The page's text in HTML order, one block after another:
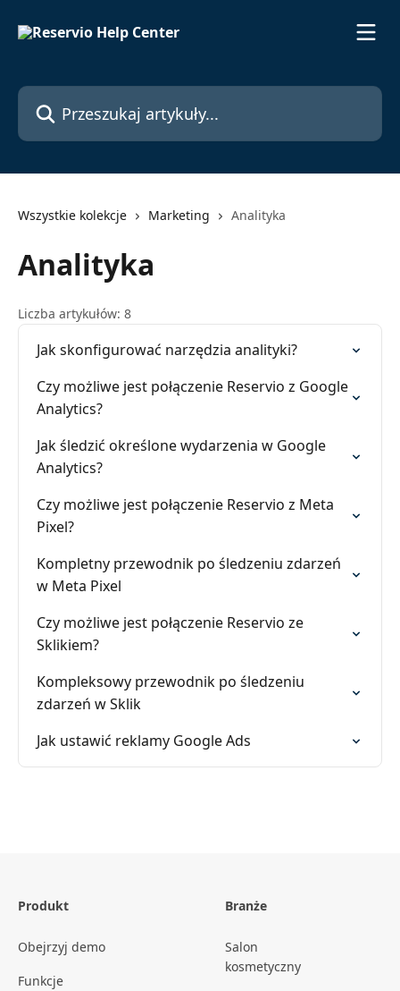
Przeszukaj artykuły...
Wszystkie kolekcje Marketing Analityka
Analityka
Liczba artykułów: 8
Jak skonfigurować narzędzia analityki?
Czy możliwe jest połączenie Reservio z Google
Analytics?
Jak śledzić określone wydarzenia w Google
Analytics?
Czy możliwe jest połączenie Reservio z Meta
Pixel?
Kompletny przewodnik po śledzeniu zdarzeń
w Meta Pixel
Czy możliwe jest połączenie Reservio ze
Sklikiem?
Kompleksowy przewodnik po śledzeniu
zdarzeń w Sklik
Jak ustawić reklamy Google Ads
Produkt
Obejrzyj demo
Funkcje
Branże
Salon
kosmetyczny